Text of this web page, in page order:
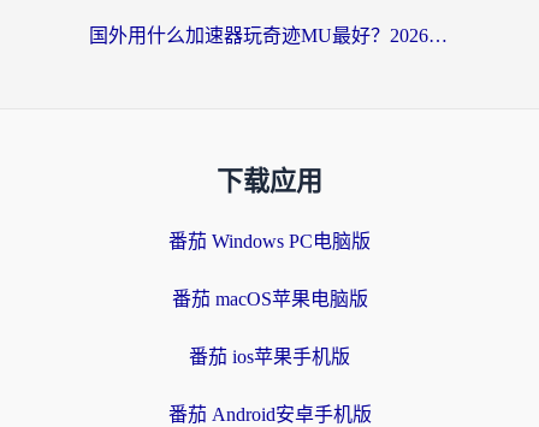
国外用什么加速器玩奇迹MU最好？2026海外玩家国服游戏加速全攻略
下载应用
番茄 Windows PC电脑版
番茄 macOS苹果电脑版
番茄 ios苹果手机版
番茄 Android安卓手机版